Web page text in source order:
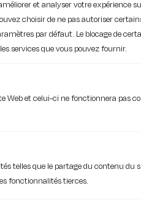
et analyser votre expérience
choisir de ne pas autoriser
par défaut. Le blocage de
services que vous pouvez fournir.
Web et celui-ci ne fonctionnera pas
telles que le partage du contenu du
fonctionnalités tierces.
Workspace
on entend toujours
pour faire
et garantir la